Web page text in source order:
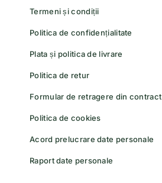
Termeni și condiții
Politica de confidențialitate
Plata și politica de livrare
Politica de retur
Formular de retragere din contract
Politica de cookies
Acord prelucrare date personale
Raport date personale